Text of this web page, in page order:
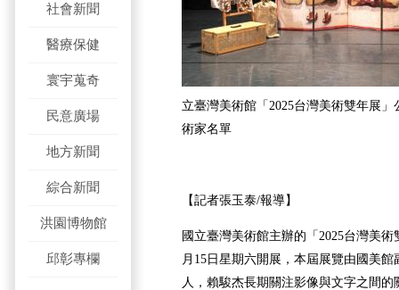
社會新聞
醫療保健
寰宇蒐奇
民意廣場
地方新聞
綜合新聞
洪園博物館
邱彰專欄
立臺灣美術館「2025台灣美術雙年展
術家名單
【記者張玉泰/報導】
國立臺灣美術館主辦的「2025台灣美
月15日星期六開展，本屆展覽由國美
人，賴駿杰長期關注影像與文字之間